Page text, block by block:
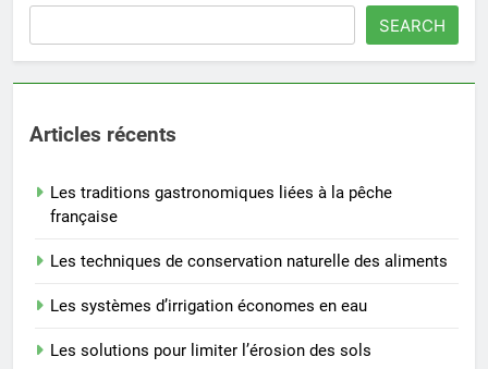
SEARCH
Articles récents
Les traditions gastronomiques liées à la pêche
française
Les techniques de conservation naturelle des aliments
Les systèmes d’irrigation économes en eau
Les solutions pour limiter l’érosion des sols